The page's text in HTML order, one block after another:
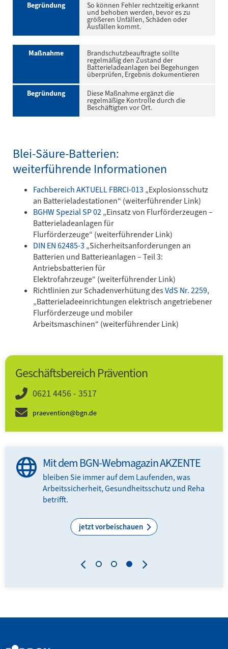
Begründung
So können Fehler rechtzeitig erkannt
und behoben werden, bevor es zu
größeren Unfällen, Schäden oder
Ausfällen kommt.
Maßnahme Brandschutzbeauftragte sollte
regelmäßig den Zustand der
Batterieladeanlagen bei Begehungen
überprüfen, Ergebnis dokumentieren
Begründung
Diese Maßnahme ergänzt die
regelmäßige Kontrolle durch die
Beschäftigten vor Ort.
Blei-Säure-Batterien:
weiterführende Informationen
Fachbereich AKTUELL FBRCI-013 „Explosionsschutz
an Batterieladestationen“ (weiterführender Link)
BGHW Spezial SP 02„Einsatz von Flurförderzeugen –
Batterieladeanlagen für
Flurförderzeuge“ (weiterführender Link)
DIN EN 62485-3 „Sicherheitsanforderungen an
Batterien und Batterieanlagen – Teil 3:
Antriebsbatterien für
Elektrofahrzeuge“ (weiterführender Link)
Richtlinien zur Schadenverhütung desVdS Nr. 2259,
„Batterieladeeinrichtungen elektrisch angetriebener
Flurförderzeuge und mobiler
Arbeitsmaschinen“ (weiterführender Link)
Geschäftsbereich Prävention
0621 4456 - 3517
praevention@bgn.de
Mit dem BGN-Webmagazin AKZENTE
bleiben Sie immer auf dem Laufenden, was
Arbeitssicherheit, Gesundheitsschutz und Reha
betrifft.
jetzt vorbeischauen